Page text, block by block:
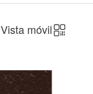
Vista móvil